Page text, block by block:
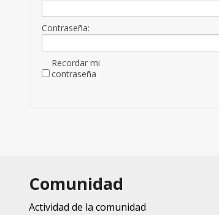
Contraseña:
Recordar mi
contraseña
Comunidad
Actividad de la comunidad